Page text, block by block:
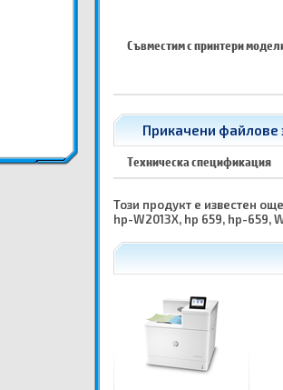
Съвместим с принтери
Прикачени файлове
Техническа спецификация
Този продукт е известен
hp-W2013X, hp 659, hp-659,